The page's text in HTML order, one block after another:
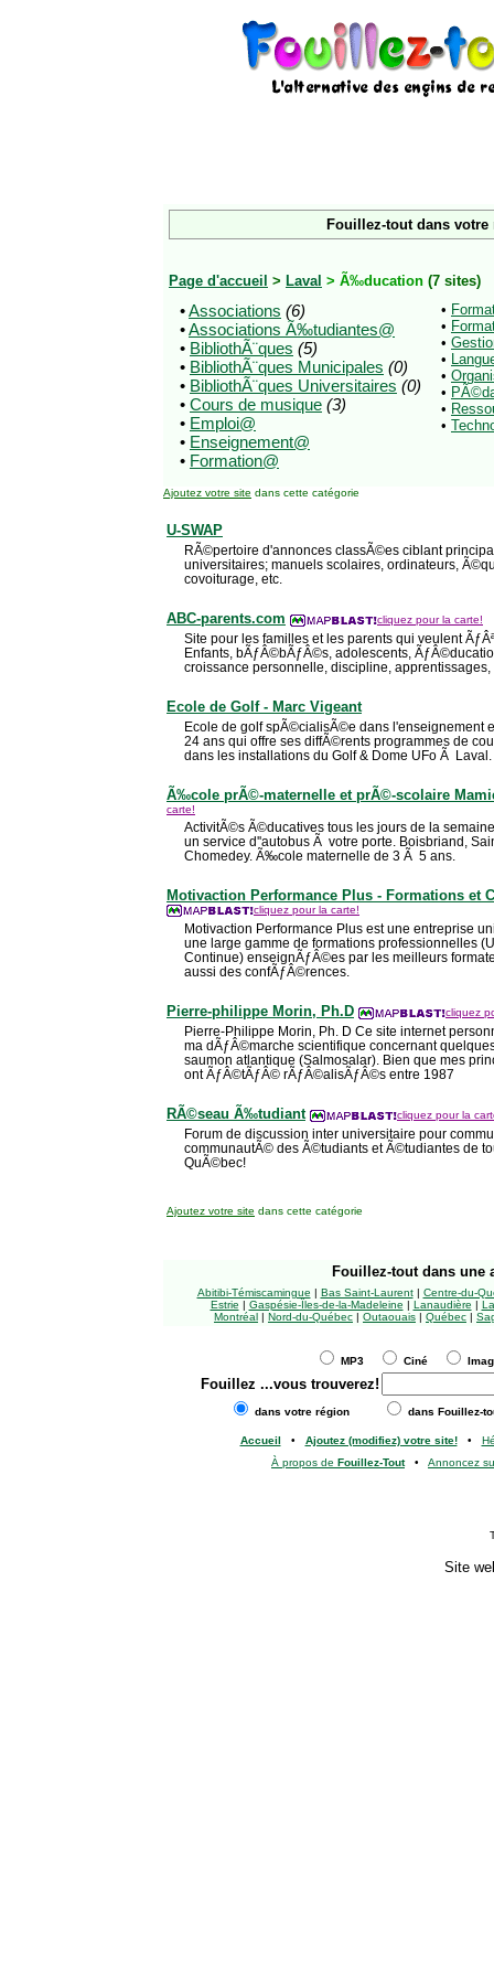
Fouillez-tout dans votre
Page d'accueil > Laval > Ã‰ducation (7 sites)
•Associations (6)
•Associations Ã‰tudiantes@
• BibliothÃ¨ques (5)
• BibliothÃ¨ques Municipales (0)
• BibliothÃ¨ques Universitaires (0)
• Cours de musique (3)
• Emploi@
• Enseignement@
• Formation@
•
•
•
•
•
•
•
•
Ajoutez votre site dans cette catégorie
U-SWAP
RÃ©pertoire d'annonces classÃ©es ciblant
universitaires; manuels scolaires, ordinateurs,
covoiturage, etc.
ABC-parents.com cliquez pour la carte!
Site pour les familles et les parents qui veulent
Enfants, bÃƒÂ©bÃƒÂ©s, adolescents,
croissance personnelle, discipline,
Ecole de Golf - Marc Vigeant
Ecole de golf spÃ©cialisÃ©e dans l'enseignement
24 ans qui offre ses diffÃ©rents programmes de
dans les installations du Golf & Dome UFo Ã Laval.
Ã‰cole prÃ©-maternelle et prÃ©-scolaire
carte!
ActivitÃ©s Ã©ducatives tous les jours de la
un service d''autobus Ã votre porte. Boisbriand,
Chomedey. Ã‰cole maternelle de 3 Ã 5 ans.
Motivaction Performance Plus - Formations et
cliquez pour la carte!
Motivaction Performance Plus est une entreprise
une large gamme de formations professionnelles
Continue) enseignÃƒÂ©es par les meilleurs
aussi des confÃƒÂ©rences.
Pierre-philippe Morin, Ph.D cliquez
Pierre-Philippe Morin, Ph. D Ce site internet
ma dÃƒÂ©marche scientifique concernant
saumon atlantique (Salmosalar). Bien que mes
ont ÃƒÂ©tÃƒÂ© rÃƒÂ©alisÃƒÂ©s entre 1987
RÃ©seau Ã‰tudiant cliquez pour la
Forum de discussion inter universitaire pour
communautÃ© des Ã©tudiants et Ã©tudiantes de
QuÃ©bec!
Ajoutez votre site dans cette catégorie
Fouillez-tout dans une
Abitibi-Témiscamingue | Bas Saint-Laurent| Centre-du-
Estrie | Gaspésie-Îles-de-la-Madeleine | Lanaudière |
Montréal | Nord-du-Québec | Outaouais | Québec |
MP3 Ciné
Fouillez ...vous trouverez!
dans votre région dans Fouillez-
Accueil • Ajoutez (modifiez) votre site!•
À propos de Fouillez-Tout• Annoncez
Site